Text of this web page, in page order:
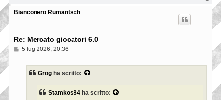
p
Bianconero Rumantsch
Re: Mercato giocatori 6.0
M
5 lug 2026, 20:36
Grog ha scritto:
Stamkos84 ha scritto: